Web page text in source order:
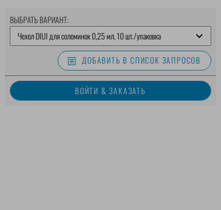
ВЫБРАТЬ ВАРИАНТ:
ДОБАВИТЬ В СПИСОК ЗАПРОСОВ